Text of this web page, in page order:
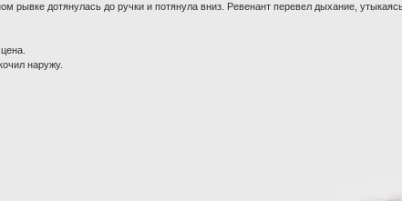
рывке дотянулась до ручки и потянула вниз. Ревенант перевел дыхание,
наружу.